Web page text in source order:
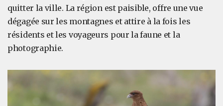
quitter la ville. La région est paisible, offre une vue
dégagée sur les montagnes et attire à la fois les
résidents et les voyageurs pour la faune et la
photographie.